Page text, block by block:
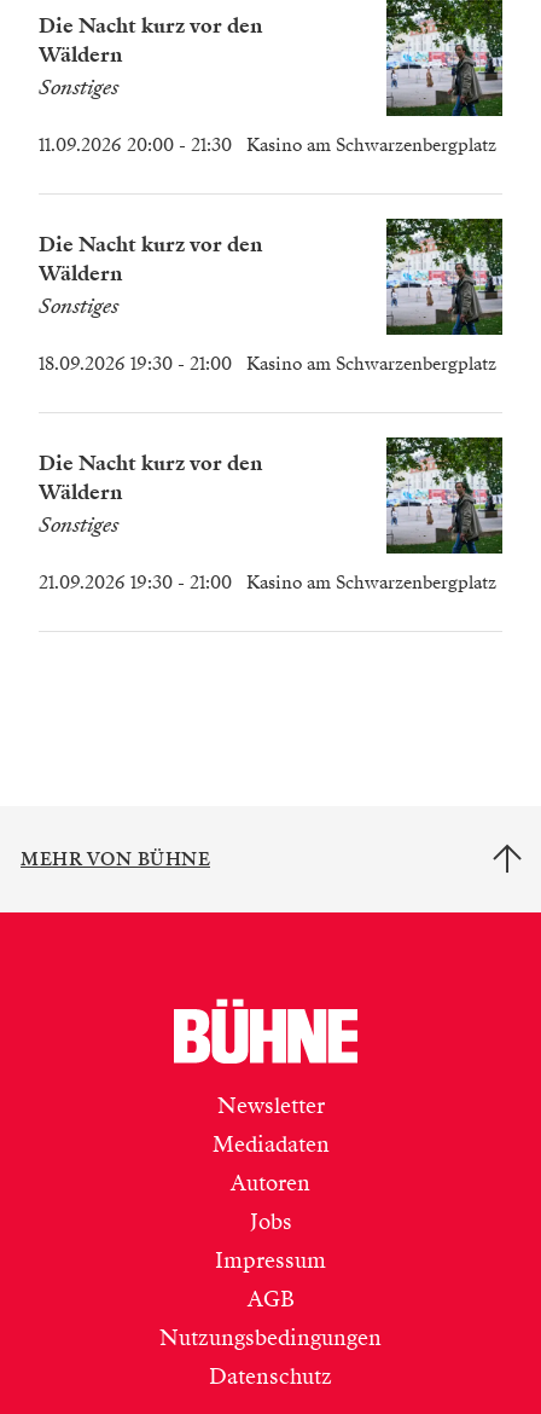
Die Nacht kurz vor den
Wäldern
Sonstiges
11.09.2026 20:00 - 21:30 Kasino am Schwarzenbergplatz
Die Nacht kurz vor den
Wäldern
Sonstiges
18.09.2026 19:30 - 21:00 Kasino am Schwarzenbergplatz
Die Nacht kurz vor den
Wäldern
Sonstiges
21.09.2026 19:30 - 21:00 Kasino am Schwarzenbergplatz
MEHR VON BÜHNE
Newsletter
Mediadaten
Autoren
Jobs
Impressum
AGB
Nutzungsbedingungen
Datenschutz